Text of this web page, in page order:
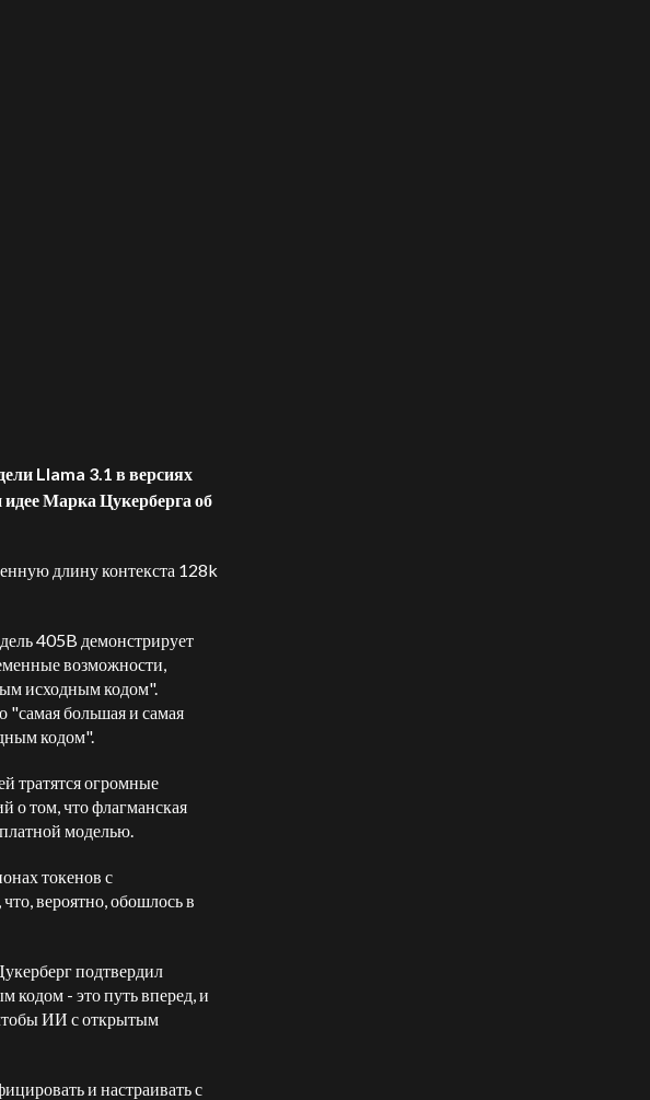
Llama 3.1 в версиях
Марка Цукерберга об
длину контекста 128k
405B демонстрирует
возможности,
исходным кодом".
"самая большая и самая
кодом".
тратятся огромные
о том, что флагманская
моделью.
токенов с
вероятно, обошлось в
подтвердил
- это путь вперед, и
ИИ с открытым
и настраивать с